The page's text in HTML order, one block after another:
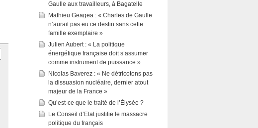
Gaulle aux travailleurs, à Bagatelle
Mathieu Geagea : « Charles de Gaulle
n’aurait pas eu ce destin sans cette
famille exemplaire »
Julien Aubert : « La politique
énergétique française doit s’assumer
comme instrument de puissance »
Nicolas Baverez : « Ne détricotons pas
la dissuasion nucléaire, dernier atout
majeur de la France »
Qu’est-ce que le traité de l’Élysée ?
Le Conseil d’Etat justifie le massacre
politique du français